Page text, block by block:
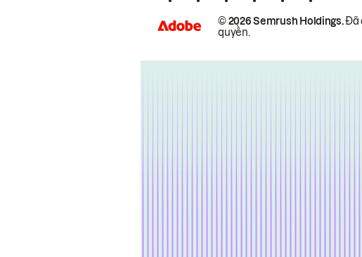
© 2026 Semrush Holdings.Đã
quyền.